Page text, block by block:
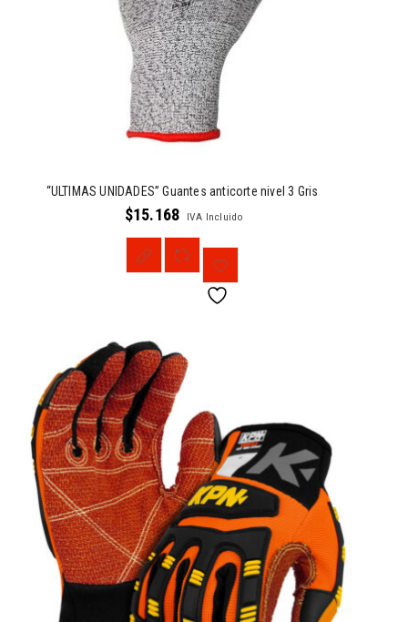
“ULTIMAS UNIDADES” Guantes anticorte nivel 3 Gris
$15.168 IVA Incluido